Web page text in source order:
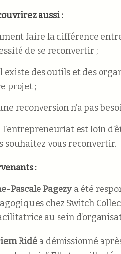
aussi :
faire la différence
de se reconvertir ;
existe des outils et des
projet ;
reconversion n’a pas
l'entrepreneuriat est loin
souhaitez vous reconvertir.
:
Pascale Pagezya été
chez Switch
au sein
Ridé a démissionné